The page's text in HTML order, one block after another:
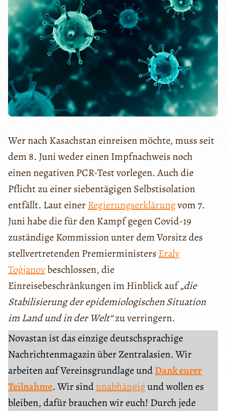
Wer nach Kasachstan einreisen möchte, muss seit
dem 8. Juni weder einen Impfnachweis noch
einen negativen PCR-Test vorlegen. Auch die
Pflicht zu einer siebentägigen Selbstisolation
entfällt. Laut einerRegierungserklärungvom 7.
Juni habe die für den Kampf gegen Covid-19
zuständige Kommission unter dem Vorsitz des
stellvertretenden Premierministers Eraly
Toģjanovbeschlossen, die
Einreisebeschränkungen im Hinblick auf„die
Stabilisierung der epidemiologischen Situation
im Land und in der Welt“zu verringern.
Novastan ist das einzige deutschsprachige
Nachrichtenmagazin über Zentralasien. Wir
arbeiten auf Vereinsgrundlage undDank eurer
Teilnahme. Wir sindunabhängigund wollen es
bleiben, dafür brauchen wir euch! Durch jede